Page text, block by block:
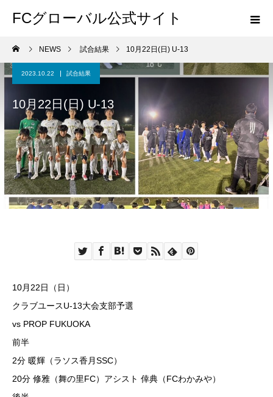
FCグローバル公式サイト
NEWS 試合結果 10月22日(日) U-13
2023.10.22 試合結果
10月22日(日) U-13
10月22日（日）
クラブユースU-13大会支部予選
vs PROP FUKUOKA
前半
2分 暖輝（ラソス香月SSC）
20分 修雅（舞の里FC）アシスト 倖典（FCわかみや）